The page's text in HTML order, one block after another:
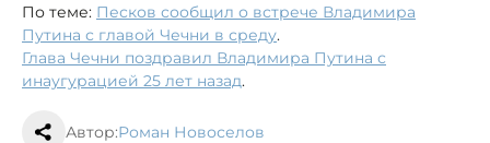
По теме: Песков сообщил о встрече Владимира
Путина с главой Чечни в среду.
Глава Чечни поздравил Владимира Путина с
инаугурацией 25 лет назад.
Автор:Роман Новоселов